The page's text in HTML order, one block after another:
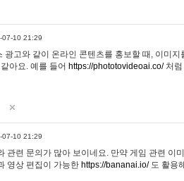
07-10 21:29
광고와 같이 온라인 콘텐츠를 홍보할 때, 이미
아요. 예를 들어 https://phototovideoai.co/처럼
07-10 21:29
관련 문의가 많아 보이네요. 만약 게임 관련 이
영상 편집이 가능한 https://bananai.io/도 활용